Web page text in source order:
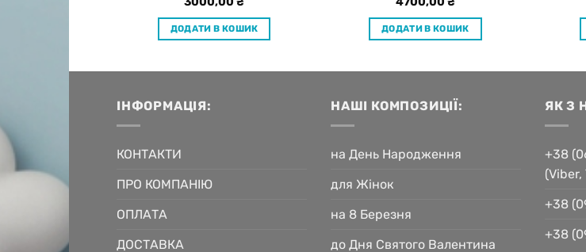
ДОДАТИ В КОШИК ДОДАТИ В КОШИК
ІНФОРМАЦІЯ:
КОНТАКТИ
ПРО КОМПАНІЮ
ОПЛАТА
ДОСТАВКА
НАШІ КОМПОЗИЦІЇ:
на День Народження
для Жінок
на 8 Березня
до Дня Святого Валентина
ЯК З
+38
(Viber,
+38
+38